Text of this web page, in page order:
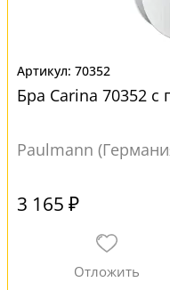
70352
Бра Carina 70352
Paulmann
3 165 ₽